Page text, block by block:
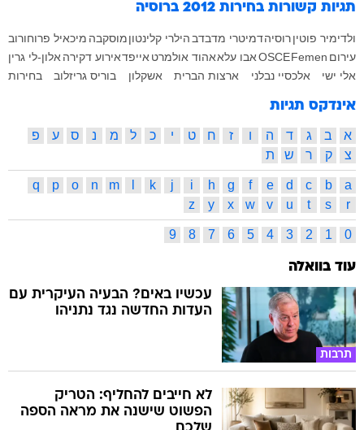
תגיות קשורות בחירות 2012 ברוסיה
ולדימיר פוטיןרוסיהדמיטרי מדבדבהילרי קלינטוןמוסקבה מיכאיל פרוחורוב
עירום Femen
OSCEאבו עלאאהוד אולמרטאייפדאירוע דקירהאלון-לי גרין
אלי ישי
אלכסיי נבלני ארצות הברית אשקלון בוריס גריזלוב בחירות
אינדקס תגיות
א ב ג ד ה ו ז ח ט י כ ל מ נ ס ע
פ
צ
ק ר ש ת
a
b
c
d
e
f
g
h
i
j
k
m
n
o
p
q
r
s
t
u
v
w
x
y
z
0
1
2
3
4
5
6
7
8
9
עוד בוואלה
תרבות
עכשיו באים? הבעיה העיקרית עם
העדות החדשה נגד נתניהו
לא חייבים להחליף: הטריק
הפשוט שישנה את מראה הספה